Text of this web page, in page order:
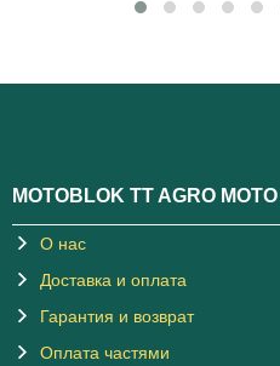
MOTOBLOK TT AGRO MOTO
О нас
Доставка и оплата
Гарантия и возврат
Оплата частями